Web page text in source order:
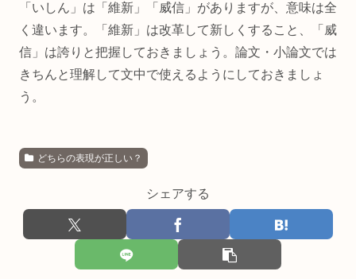
「いしん」は「維新」「威信」がありますが、意味は全
く違います。「維新」は改革して新しくすること、「威
信」は誇りと把握しておきましょう。論文・小論文では
きちんと理解して文中で使えるようにしておきましょ
う。
どちらの表現が正しい？
シェアする